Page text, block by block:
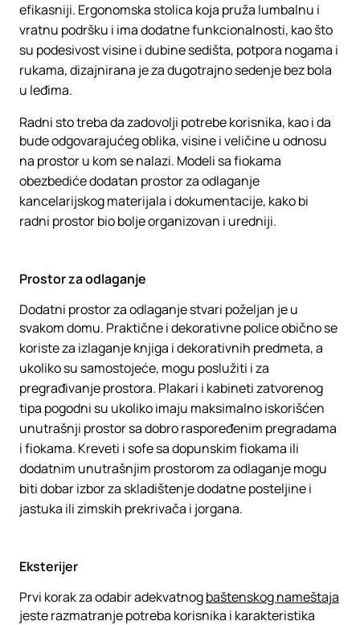
efikasniji. Ergonomska stolica koja pruža lumbalnu i
vratnu podršku i ima dodatne funkcionalnosti, kao što
su podesivost visine i dubine sedišta, potpora nogama i
rukama, dizajnirana je za dugotrajno sedenje bez bola
u leđima.
Radni sto treba da zadovolji potrebe korisnika, kao i da
bude odgovarajućeg oblika, visine i veličine u odnosu
na prostor u kom se nalazi. Modeli sa fiokama
obezbediće dodatan prostor za odlaganje
kancelarijskog materijala i dokumentacije, kako bi
radni prostor bio bolje organizovan i uredniji.
Prostor za odlaganje
Dodatni prostor za odlaganje stvari poželjan je u
svakom domu. Praktične i dekorativne police obično se
koriste za izlaganje knjiga i dekorativnih predmeta, a
ukoliko su samostojeće, mogu poslužiti i za
pregrađivanje prostora. Plakari i kabineti zatvorenog
tipa pogodni su ukoliko imaju maksimalno iskorišćen
unutrašnji prostor sa dobro raspoređenim pregradama
i fiokama. Kreveti i sofe sa dopunskim fiokama ili
dodatnim unutrašnjim prostorom za odlaganje mogu
biti dobar izbor za skladištenje dodatne posteljine i
jastuka ili zimskih prekrivača i jorgana.
Eksterijer
Prvi korak za odabir adekvatnogbaštenskog nameštaja
jeste razmatranje potreba korisnika i karakteristika